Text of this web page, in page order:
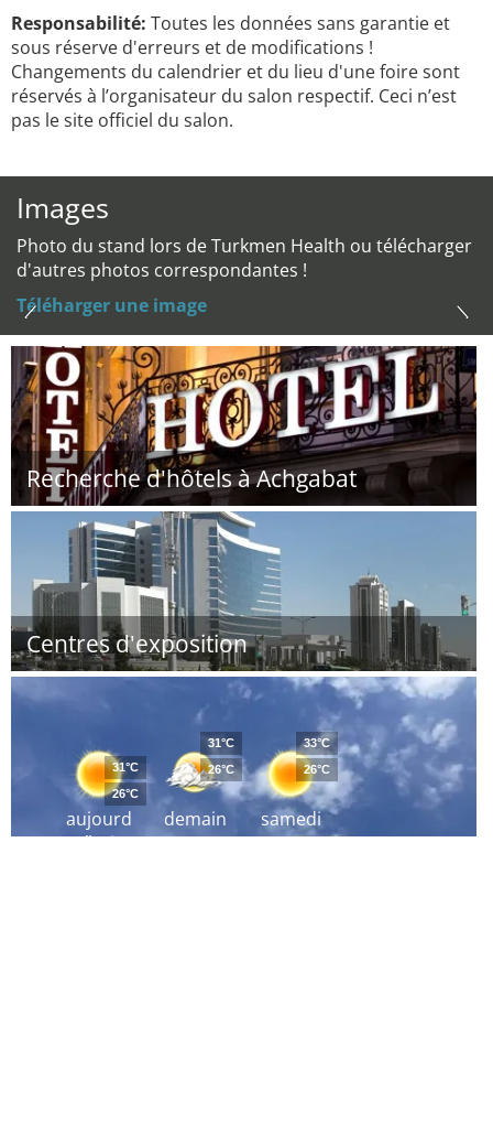
Responsabilité: Toutes les données sans garantie et
sous réserve d'erreurs et de modifications !
Changements du calendrier et du lieu d'une foire sont
réservés à l’organisateur du salon respectif. Ceci n’est
pas le site officiel du salon.
Images
Photo du stand lors de Turkmen Health ou télécharger
d'autres photos correspondantes !
Téléharger une image
Recherche d'hôtels à Achgabat
Centres d'exposition
aujourd
´hui
31°C
26°C
demain
31°C
26°C
samedi
33°C
26°C